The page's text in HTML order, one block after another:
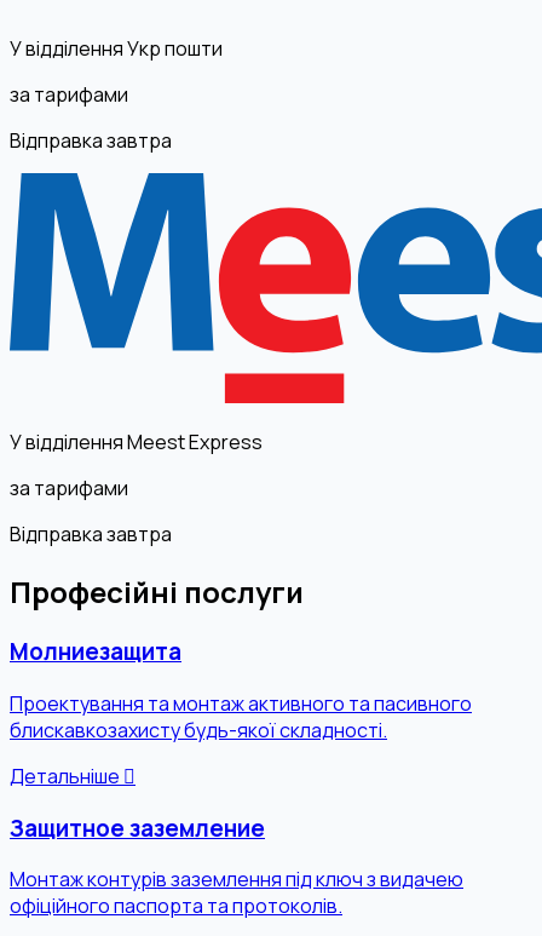
У відділення Укр пошти
за тарифами
Відправка завтра
У відділення Meest Express
за тарифами
Відправка завтра
Професійні послуги
Молниезащита
Проектування та монтаж активного та пасивного
блискавкозахисту будь-якої складності.
Детальніше
Защитное заземление
Монтаж контурів заземлення під ключ з видачею
офіційного паспорта та протоколів.